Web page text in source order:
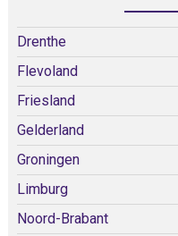
Drenthe
Flevoland
Friesland
Gelderland
Groningen
Limburg
Noord-Brabant